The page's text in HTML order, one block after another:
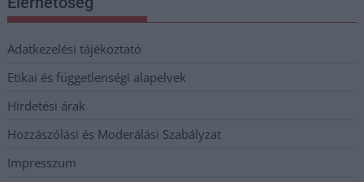
Adatkezelési tájékoztató
Etikai és függetlenségi alapelvek
Hirdetési árak
Hozzászólási és Moderálási Szabályzat
Impresszum